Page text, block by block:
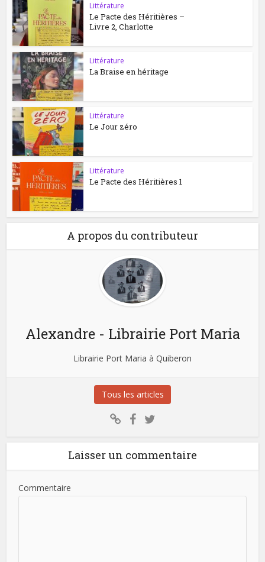
Littérature
Le Pacte des Héritières –
Livre 2, Charlotte
Littérature
La Braise en héritage
Littérature
Le Jour zéro
Littérature
Le Pacte des Héritières 1
A propos du contributeur
Alexandre - Librairie Port Maria
Librairie Port Maria à Quiberon
Tous les articles
Laisser un commentaire
Commentaire